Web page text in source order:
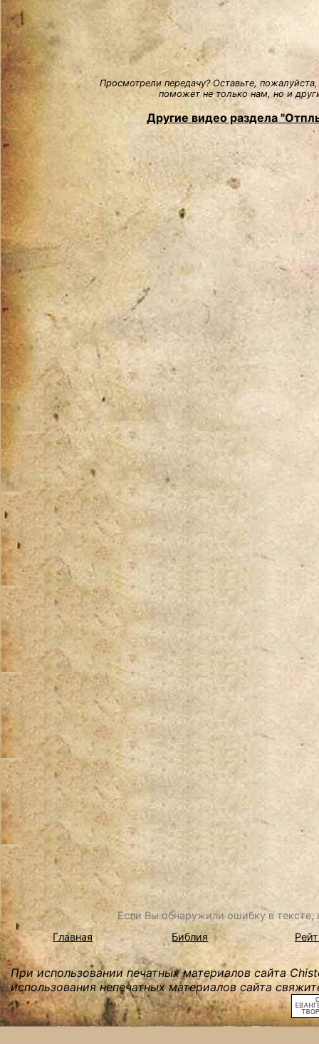
Просмотрели передачу? Оставьте,
поможет не только нам, но и
Другие видео раздела
Если Вы обнаружили ошибку в
Главная
Библия
При использовании печатных материалов сайта
использования непечатных материалов сайта